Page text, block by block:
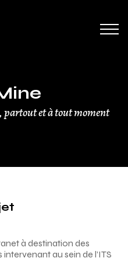
partout et à tout moment
à destination des
au sein de l’ITS